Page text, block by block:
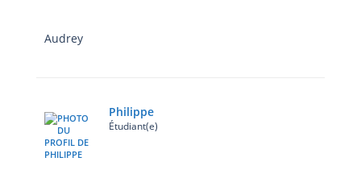
Audrey
Philippe
Étudiant(e)